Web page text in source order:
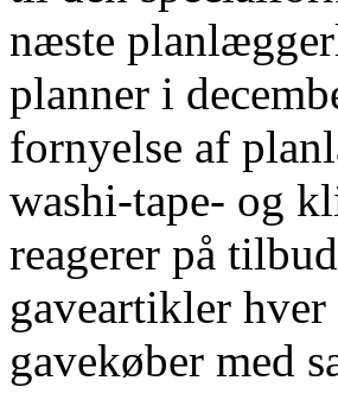
næste
planner i
fornyelse af
washi-tape- og
reagerer på
gaveartikler hver
gavekøber med